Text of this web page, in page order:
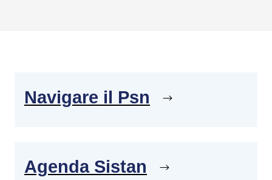
Navigare il Psn
Agenda Sistan